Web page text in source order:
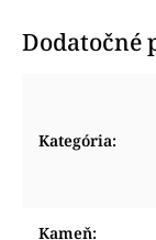
Dodatočné
Kategória:
Kameň: